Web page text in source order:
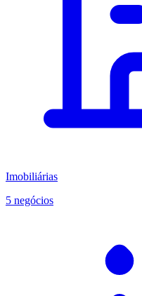
Imobiliárias
5 negócios